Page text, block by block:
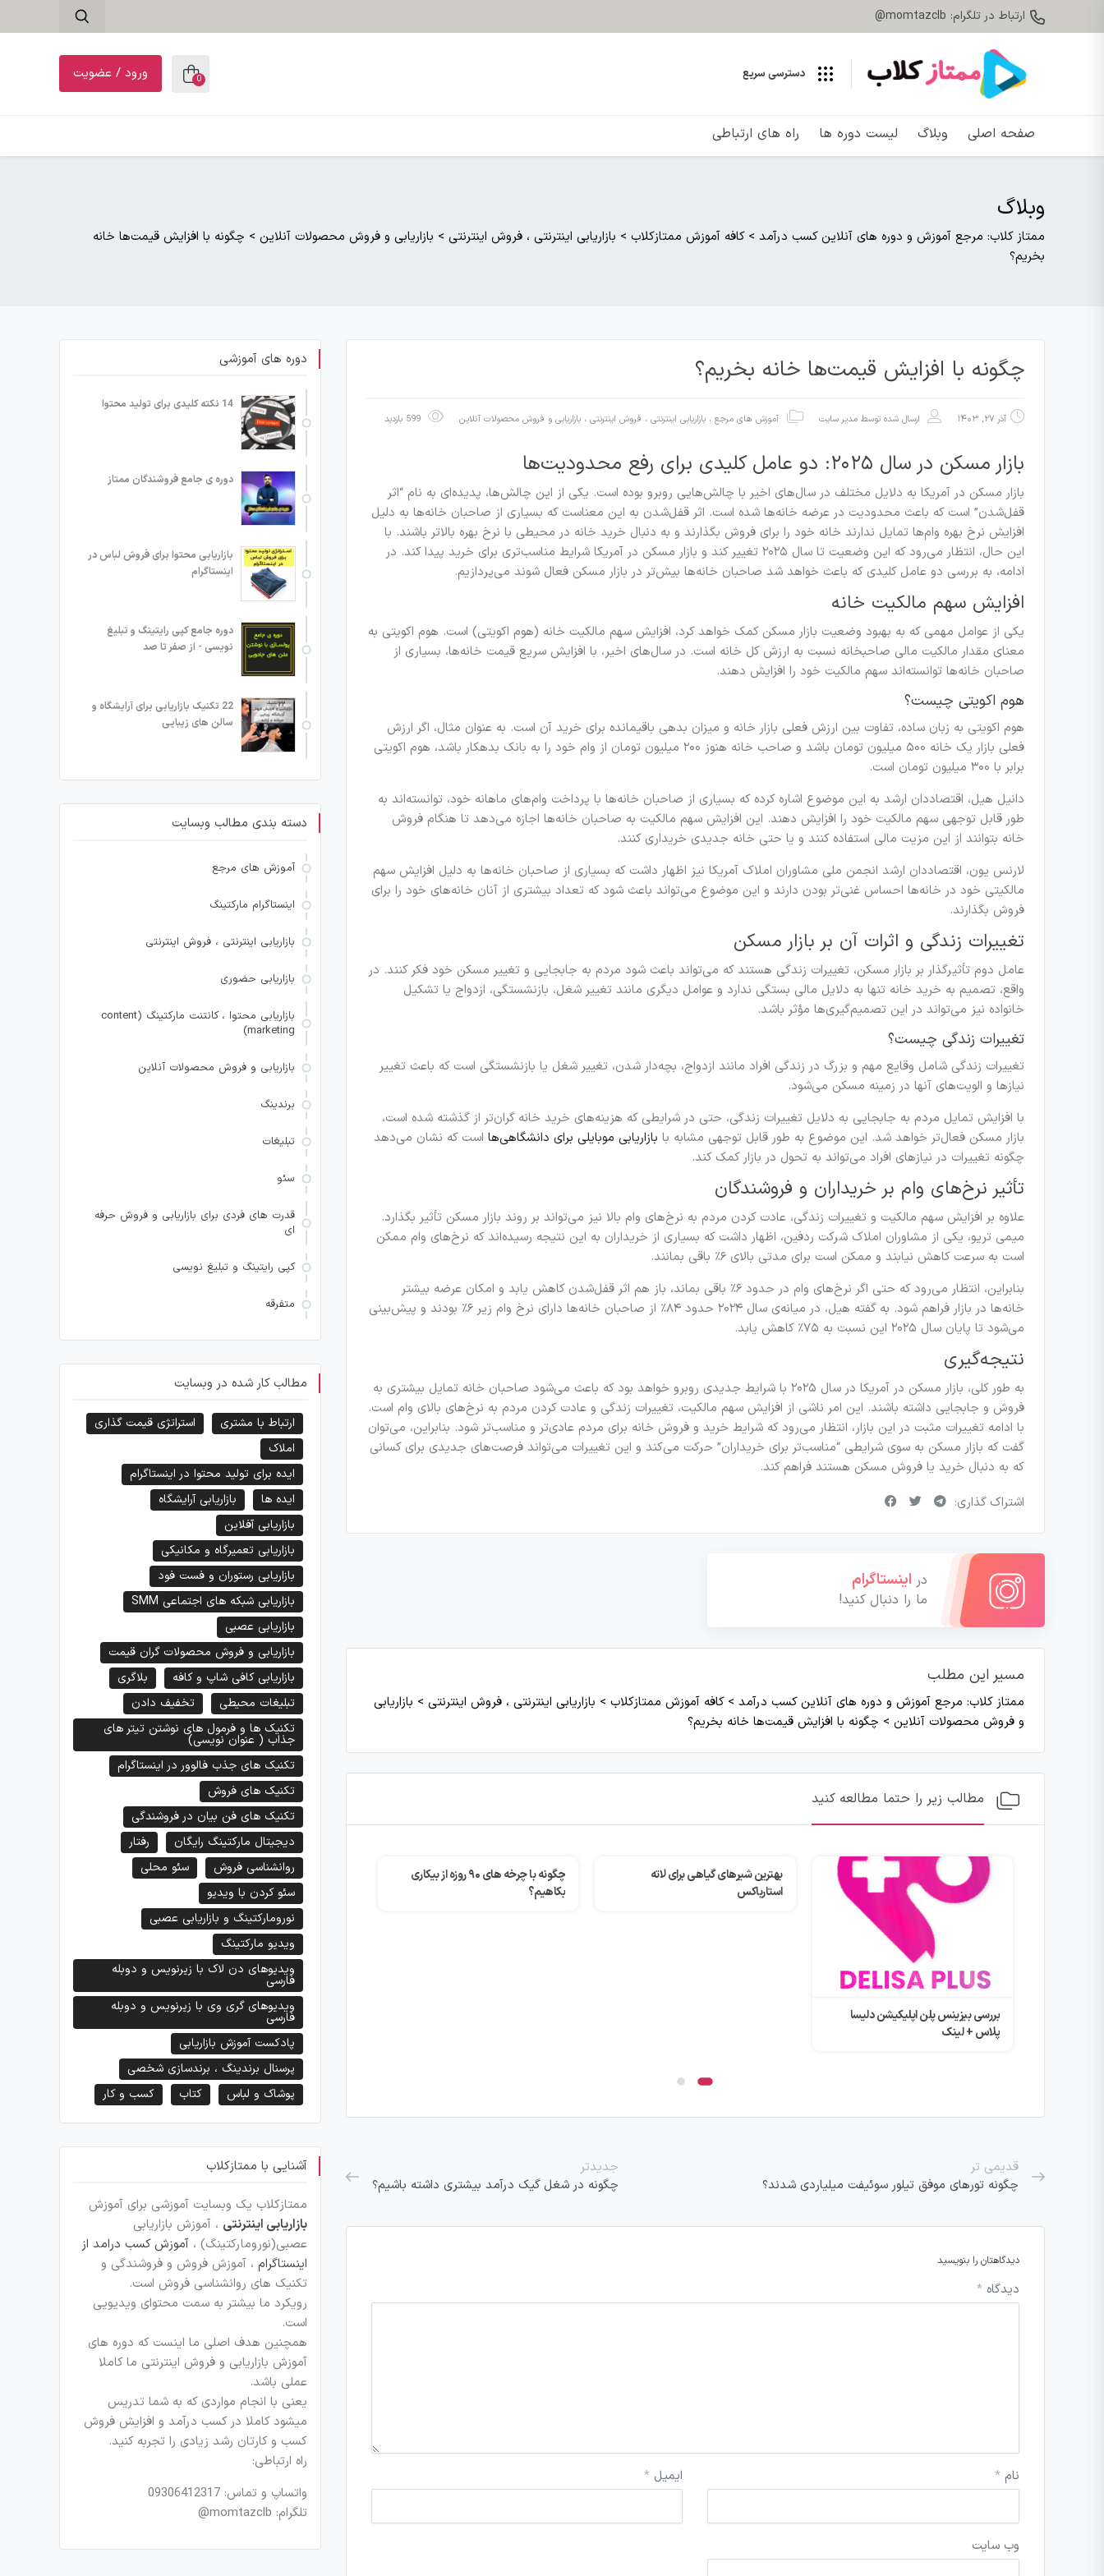
ارتباط در تلگرام: momtazclb@
دسترسی سریع 0 ورود / عضویت
صفحه اصلی وبلاگ لیست دوره ها راه های ارتباطی
وبلاگ
ممتاز کلاب: مرجع آموزش و دوره های آنلاین کسب درآمد > کافه آموزش ممتازکلاب > بازاریابی اینترنتی ، فروش اینترنتی > بازاریابی و فروش محصولات آنلاین > چگونه با افزایش قیمت‌ها خانه
بخریم؟
چگونه با افزایش قیمت‌ها خانه بخریم؟
آذر ۲۷, ۱۴۰۳ ارسال شده توسط مدیر سایت آموزش های مرجع ، بازاریابی اینترنتی ، فروش اینترنتی ، بازاریابی و فروش محصولات آنلاین
بازار مسکن در سال ۲۰۲۵: دو عامل کلیدی برای رفع محدودیت‌ها
بازار مسکن در آمریکا به دلایل مختلف در سال‌های اخیر با چالش‌هایی روبرو بوده است. یکی از این چالش‌ها، پدیده‌ای به نام “اثر
قفل‌شدن” است که باعث محدودیت در عرضه خانه‌ها شده است. اثر قفل‌شدن به این معناست که بسیاری از صاحبان خانه‌ها به دلیل
افزایش نرخ بهره وام‌ها تمایل ندارند خانه خود را برای فروش بگذارند و به دنبال خرید خانه در محیطی با نرخ بهره بالاتر باشند. با
این حال، انتظار می‌رود که این وضعیت تا سال ۲۰۲۵ تغییر کند و بازار مسکن در آمریکا شرایط مناسب‌تری برای خرید پیدا کند. در
ادامه، به بررسی دو عامل کلیدی که باعث خواهد شد صاحبان خانه‌ها بیش‌تر در بازار مسکن فعال شوند می‌پردازیم.
افزایش سهم مالکیت خانه
یکی از عوامل مهمی که به بهبود وضعیت بازار مسکن کمک خواهد کرد، افزایش سهم مالکیت خانه (هوم اکویتی) است. هوم اکویتی به
معنای مقدار مالکیت مالی صاحبخانه نسبت به ارزش کل خانه است. در سال‌های اخیر، با افزایش سریع قیمت خانه‌ها، بسیاری از
صاحبان خانه‌ها توانسته‌اند سهم مالکیت خود را افزایش دهند.
هوم اکویتی چیست؟
هوم اکویتی به زبان ساده، تفاوت بین ارزش فعلی بازار خانه و میزان بدهی باقیمانده برای خرید آن است. به عنوان مثال، اگر ارزش
فعلی بازار یک خانه ۵۰۰ میلیون تومان باشد و صاحب خانه هنوز ۲۰۰ میلیون تومان از وام خود را به بانک بدهکار باشد، هوم اکویتی
برابر با ۳۰۰ میلیون تومان است.
دانیل هیل، اقتصاددان ارشد به این موضوع اشاره کرده که بسیاری از صاحبان خانه‌ها با پرداخت وام‌های ماهانه خود، توانسته‌اند به
طور قابل توجهی سهم مالکیت خود را افزایش دهند. این افزایش سهم مالکیت به صاحبان خانه‌ها اجازه می‌دهد تا هنگام فروش
خانه بتوانند از این مزیت مالی استفاده کنند و یا حتی خانه جدیدی خریداری کنند.
لارنس یون، اقتصاددان ارشد انجمن ملی مشاوران املاک آمریکا نیز اظهار داشت که بسیاری از صاحبان خانه‌ها به دلیل افزایش سهم
مالکیتی خود در خانه‌ها احساس غنی‌تر بودن دارند و این موضوع می‌تواند باعث شود که تعداد بیشتری از آنان خانه‌های خود را برای
فروش بگذارند.
تغییرات زندگی و اثرات آن بر بازار مسکن
عامل دوم تأثیرگذار بر بازار مسکن، تغییرات زندگی هستند که می‌تواند باعث شود مردم به جابجایی و تغییر مسکن خود فکر کنند. در
واقع، تصمیم به خرید خانه تنها به دلایل مالی بستگی ندارد و عوامل دیگری مانند تغییر شغل، بازنشستگی، ازدواج یا تشکیل
خانواده نیز می‌تواند در این تصمیم‌گیری‌ها مؤثر باشد.
تغییرات زندگی چیست؟
تغییرات زندگی شامل وقایع مهم و بزرگ در زندگی افراد مانند ازدواج، بچه‌دار شدن، تغییر شغل یا بازنشستگی است که باعث تغییر
نیازها و الویت‌های آنها در زمینه مسکن می‌شود.
با افزایش تمایل مردم به جابجایی به دلایل تغییرات زندگی، حتی در شرایطی که هزینه‌های خرید خانه گران‌تر از گذشته شده است،
بازار مسکن فعال‌تر خواهد شد. این موضوع به طور قابل توجهی مشابه با بازاریابی موبایلی برای دانشگاهی‌ها است که نشان می‌دهد
چگونه تغییرات در نیازهای افراد می‌تواند به تحول در بازار کمک کند.
تأثیر نرخ‌های وام بر خریداران و فروشندگان
علاوه بر افزایش سهم مالکیت و تغییرات زندگی، عادت کردن مردم به نرخ‌های وام بالا نیز می‌تواند بر روند بازار مسکن تأثیر بگذارد.
میمی تریو، یکی از مشاوران املاک شرکت ردفین، اظهار داشت که بسیاری از خریداران به این نتیجه رسیده‌اند که نرخ‌های وام ممکن
است به سرعت کاهش نیابند و ممکن است برای مدتی بالای ۶٪ باقی بمانند.
بنابراین، انتظار می‌رود که حتی اگر نرخ‌های وام در حدود ۶٪ باقی بماند، باز هم اثر قفل‌شدن کاهش یابد و امکان عرضه بیشتر
خانه‌ها در بازار فراهم شود. به گفته هیل، در میانه‌ی سال ۲۰۲۴ حدود ۸۴٪ از صاحبان خانه‌ها دارای نرخ وام زیر ۶٪ بودند و پیش‌بینی
می‌شود تا پایان سال ۲۰۲۵ این نسبت به ۷۵٪ کاهش یابد.
نتیجه‌گیری
به طور کلی، بازار مسکن در آمریکا در سال ۲۰۲۵ با شرایط جدیدی روبرو خواهد بود که باعث می‌شود صاحبان خانه تمایل بیشتری به
فروش و جابجایی داشته باشند. این امر ناشی از افزایش سهم مالکیت، تغییرات زندگی و عادت کردن مردم به نرخ‌های بالای وام است.
با ادامه تغییرات مثبت در این بازار، انتظار می‌رود که شرایط خرید و فروش خانه برای مردم عادی‌تر و مناسب‌تر شود. بنابراین، می‌توان
گفت که بازار مسکن به سوی شرایطی “مناسب‌تر برای خریداران” حرکت می‌کند و این تغییرات می‌تواند فرصت‌های جدیدی برای کسانی
که به دنبال خرید یا فروش مسکن هستند فراهم کند.
اشتراک گذاری:
در اینستاگرام
ما را دنبال کنید!
مسیر این مطلب
ممتاز کلاب: مرجع آموزش و دوره های آنلاین کسب درآمد > کافه آموزش ممتازکلاب > بازاریابی اینترنتی ، فروش اینترنتی > بازاریابی
و فروش محصولات آنلاین > چگونه با افزایش قیمت‌ها خانه بخریم؟
مطالب زیر را حتما مطالعه کنید
بهترین شیرهای گیاهی برای لاته
استارباکس
چگونه با چرخه های ۹۰ روزه از بیکاری
بکاهیم؟
تازه‌ترین ترندهای کاری در ۲۰۲۴
نکات کلیدی برای موفقیت در مصاحبه
قدیمی تر
چگونه تورهای موفق تیلور سوئیفت میلیاردی شدند؟
جدیدتر
چگونه در شغل گیک درآمد بیشتری داشته باشیم؟
دیدگاهتان را بنویسید
دیدگاه *
نام * ایمیل *
وب‌ سایت
دوره های آموزشی
14 نکته کلیدی برای تولید محتوا
دوره ی جامع فروشندگان ممتاز
بازاریابی محتوا برای فروش لباس در
اینستاگرام
دوره جامع کپی رایتینگ و تبلیغ
نویسی - از صفر تا صد
22 تکنیک بازاریابی برای آرایشگاه و
سالن های زیبایی
دسته بندی مطالب وبسایت
آموزش های مرجع
اینستاگرام مارکتینگ
بازاریابی اینترنتی ، فروش اینترنتی
بازاریابی حضوری
بازاریابی محتوا ، کانتنت مارکتینگ (content
marketing)
بازاریابی و فروش محصولات آنلاین
برندینگ
تبلیغات
سئو
قدرت های فردی برای بازاریابی و فروش حرفه
ای
کپی رایتینگ و تبلیغ نویسی
متفرقه
مطالب کار شده در وبسایت
ارتباط با مشتری
استراتژی قیمت گذاری
املاک
ایده برای تولید محتوا در اینستاگرام
ایده ها
بازاریابی آرایشگاه
بازاریابی آفلاین
بازاریابی تعمیرگاه و مکانیکی
بازاریابی رستوران و فست فود
بازاریابی شبکه های اجتماعی SMM
بازاریابی عصبی
بازاریابی و فروش محصولات گران قیمت
بازاریابی کافی شاپ و کافه
بلاگری
تبلیغات محیطی
تخفیف دادن
تکنیک ها و فرمول های نوشتن تیتر های
جذاب ( عنوان نویسی)
تکنیک های جذب فالوور در اینستاگرام
تکنیک های فروش
تکنیک های فن بیان در فروشندگی
دیجیتال مارکتینگ رایگان
رفتار
روانشناسی فروش
سئو محلی
سئو کردن با ویدیو
نورومارکتینگ و بازاریابی عصبی
ویدیو مارکتینگ
ویدیوهای دن لاک با زیرنویس و دوبله
فارسی
ویدیوهای گری وی با زیرنویس و دوبله
فارسی
پادکست آموزش بازاریابی
پرسنال برندینگ ، برندسازی شخصی
پوشاک و لباس
کتاب کسب و کار
آشنایی با ممتازکلاب
ممتازکلاب یک وبسایت آموزشی برای آموزش
بازاریابی اینترنتی ، آموزش بازاریابی
عصبی(نورومارکتینگ) ،آموزش کسب درامد از
اینستاگرام ، آموزش فروش و فروشندگی و
تکنیک های روانشناسی فروش است.
رویکرد ما بیشتر به سمت محتوای ویدیویی
است.
همچنین هدف اصلی ما اینست که دوره های
آموزش بازاریابی و فروش اینترنتی ما کاملا
عملی باشد.
یعنی با انجام مواردی که به شما تدریس
میشود کاملا در کسب درآمد و افزایش فروش
کسب و کارتان رشد زیادی را تجربه کنید.
راه ارتباطی:
واتساپ و تماس: 09306412317
تلگرام: momtazclb@